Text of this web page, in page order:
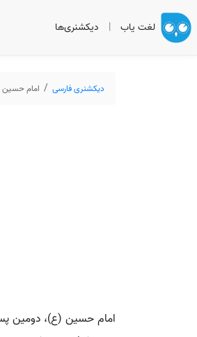
لغت یاب | دیکشنری‌ها
دیکشنری فارسی امام حسین
امام حسین (ع)، دومین